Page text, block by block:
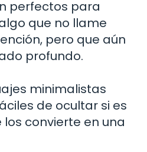
perfectos para
que no llame
pero que aún
profundo.
minimalistas
de ocultar si es
los convierte en una